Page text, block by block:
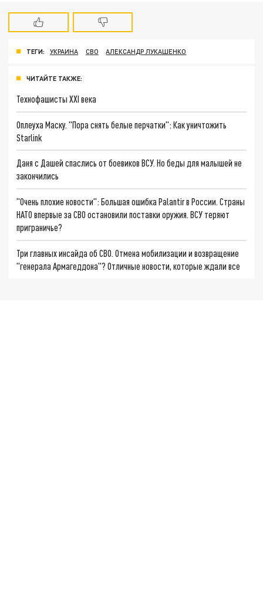
ТЕГИ: УКРАИНА СВО АЛЕКСАНДР ЛУКАШЕНКО
ЧИТАЙТЕ ТАКЖЕ:
Технофашисты XXI века
Оплеуха Маску. "Пора снять белые перчатки": Как уничтожить
Starlink
Даня с Дашей спаслись от боевиков ВСУ. Но беды для малышей не
закончились
"Очень плохие новости": Большая ошибка Palantir в России. Страны
НАТО впервые за СВО остановили поставки оружия. ВСУ теряют
приграничье?
Три главных инсайда об СВО. Отмена мобилизации и возвращение
"генерала Армагеддона"? Отличные новости, которые ждали все